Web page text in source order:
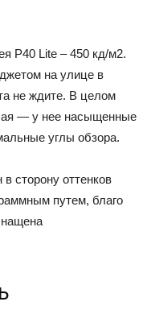
P40 Lite – 450 кд/м2.
на улице в
не ждите. В целом
— у нее насыщенные
углы обзора.
сторону оттенков
путем, благо